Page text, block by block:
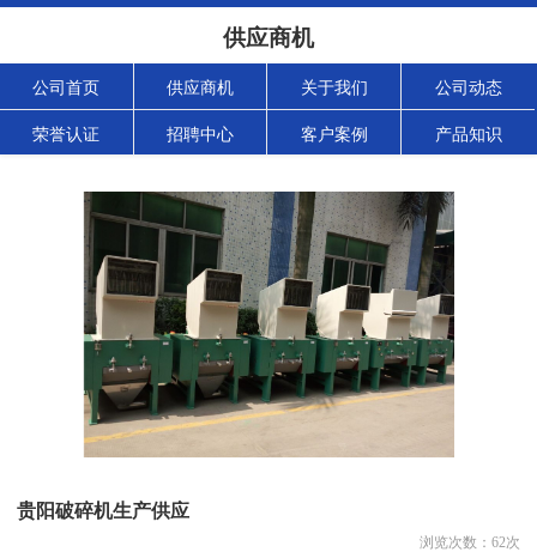
供应商机
公司首页 供应商机 关于我们 公司动态
荣誉认证 招聘中心 客户案例 产品知识
贵阳破碎机生产供应
浏览次数： 62次